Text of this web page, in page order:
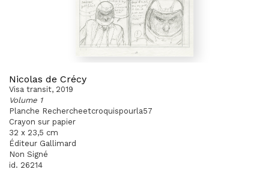
Nicolas de Crécy
Visa transit, 2019
Volume 1
Planche Rechercheetcroquispourla57
Crayon sur papier
32 x 23,5 cm
Éditeur Gallimard
Non Signé
id. 26214